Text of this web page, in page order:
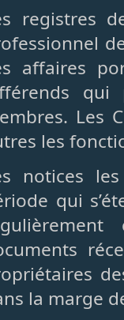
registres
affaires
qui
Les
les
notices
qui
la marge